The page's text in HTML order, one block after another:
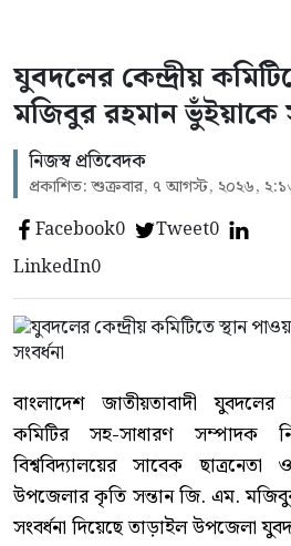
যুবদলের কেন্দ্রীয়
মজিবুর রহমান ভুঁইয়াকে
নিজস্ব প্রতিবেদক
প্রকাশিত: শুক্রবার, ৭ আগস্ট, ২০২৬,
Facebook0 Tweet0
LinkedIn0
বাংলাদেশ জাতীয়তাবাদী যুবদলের
কমিটির সহ-সাধারণ সম্পাদক
বিশ্ববিদ্যালয়ের সাবেক
উপজেলার কৃতি সন্তান জি. এম.
সংবর্ধনা দিয়েছে তাড়াইল উপজেলা